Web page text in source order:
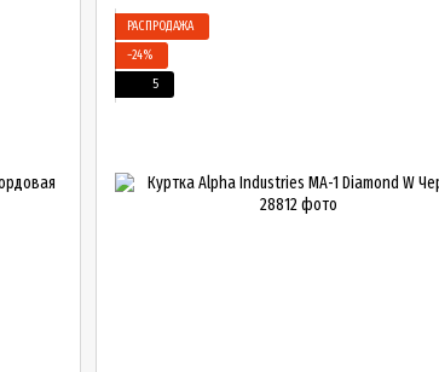
РАСПРОДАЖА
−24%
5